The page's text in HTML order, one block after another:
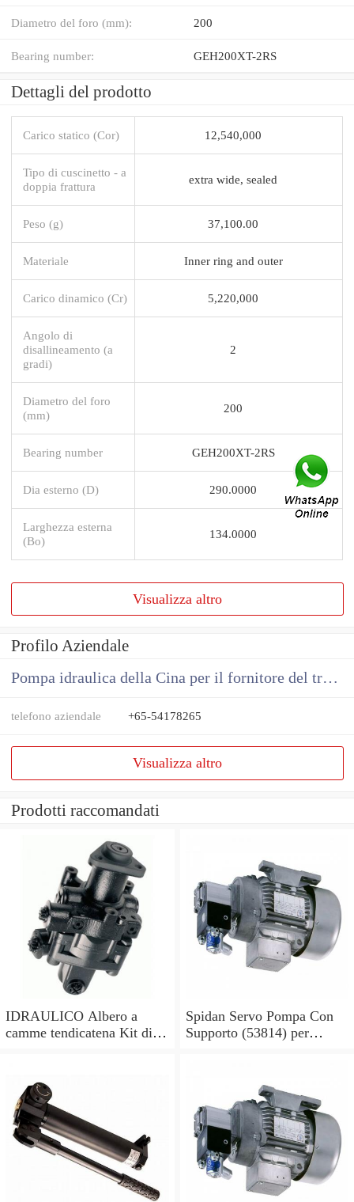
Diametro del foro (mm): 200
Bearing number: GEH200XT-2RS
Dettagli del prodotto
Carico statico (Cor) 12,540,000
Tipo di cuscinetto - a
doppia frattura
extra wide, sealed
Peso (g) 37,100.00
Materiale Inner ring and outer
Carico dinamico (Cr) 5,220,000
Angolo di
disallineamento (a
gradi)
2
Diametro del foro
(mm)
200
Bearing number GEH200XT-2RS
Dia esterno (D) 290.0000
Larghezza esterna
(Bo)
134.0000
Visualizza altro
Profilo Aziendale
Pompa idraulica della Cina per il fornitore del trattore
telefono aziendale +65-54178265
Visualizza altro
Prodotti raccomandati
IDRAULICO Albero a
camme tendicatena Kit di
Spidan Servo Pompa Con
Supporto (53814) per